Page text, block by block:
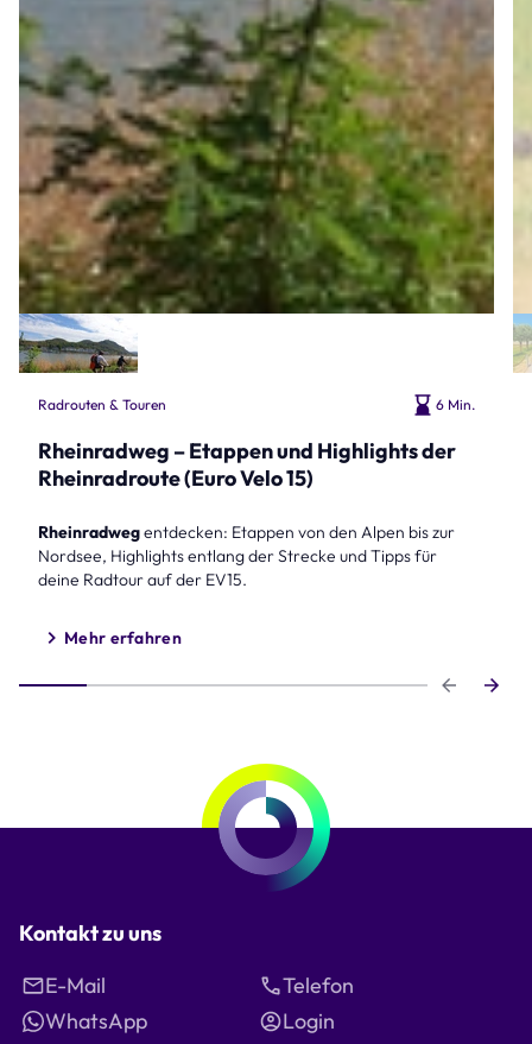
Radrouten & Touren 6 Min.
Rheinradweg – Etappen und Highlights der
Rheinradroute (Euro Velo 15)
Rheinradwegentdecken: Etappen von den Alpen bis zur
Nordsee, Highlights entlang der Strecke und Tipps für
deine Radtour auf der EV15.
Mehr erfahren
Kontakt zu uns
E-Mail
Telefon
WhatsApp
Login